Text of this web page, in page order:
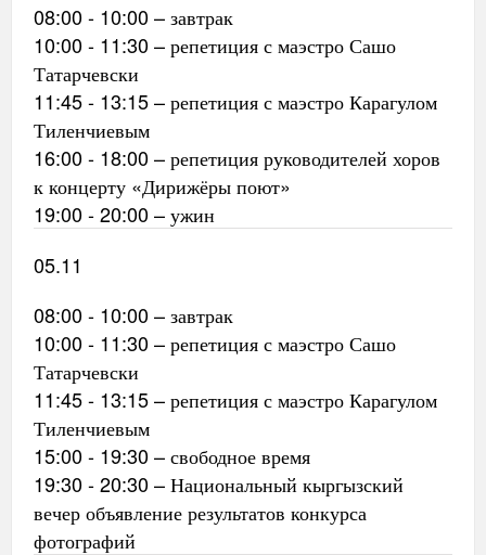
08:00 - 10:00 – завтрак
10:00 - 11:30 – репетиция с маэстро Сашо
Татарчевски
11:45 - 13:15 – репетиция с маэстро Карагулом
Тиленчиевым
16:00 - 18:00 – репетиция руководителей хоров
к концерту «Дирижёры поют»
19:00 - 20:00 – ужин
05.11
08:00 - 10:00 – завтрак
10:00 - 11:30 – репетиция с маэстро Сашо
Татарчевски
11:45 - 13:15 – репетиция с маэстро Карагулом
Тиленчиевым
15:00 - 19:30 – свободное время
19:30 - 20:30 – Национальный кыргызский
вечер объявление результатов конкурса
фотографий